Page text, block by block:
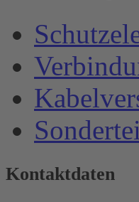
Kontaktdaten